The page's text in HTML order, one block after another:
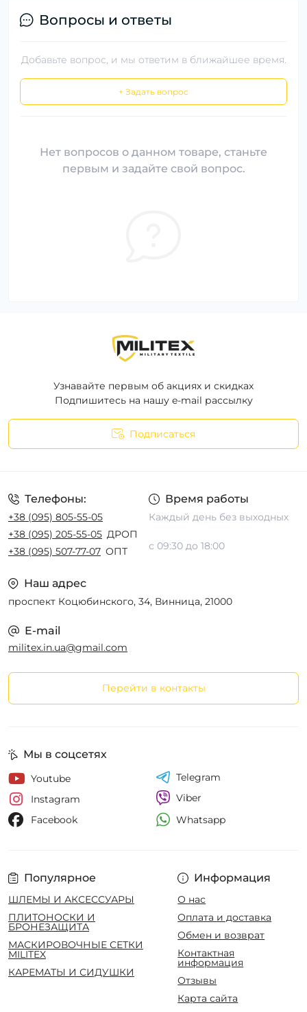
Вопросы и ответы
Добавьте вопрос, и мы ответим в ближайшее время.
+ Задать вопрос
Нет вопросов о данном товаре, станьте
первым и задайте свой вопрос.
Узнавайте первым об акциях и скидках
Подпишитесь на нашу e-mail рассылку
Подписаться
Телефоны:
+38 (095) 805-55-05
+38 (095) 205-55-05 ДРОП
+38 (095) 507-77-07 ОПТ
Время работы
Каждый день без выходных
с 09:30 до 18:00
Наш адрес
проспект Коцюбинского, 34, Винница, 21000
E-mail
militex.in.ua@gmail.com
Перейти в контакты
Популярное
ШЛЕМЫ И АКСЕССУАРЫ
ПЛИТОНОСКИ И
БРОНЕЗАЩИТА
МАСКИРОВОЧНЫЕ СЕТКИ
MILITEX
КАРЕМАТЫ И СИДУШКИ
Информация
О нас
Оплата и доставка
Обмен и возврат
Контактная
информация
Отзывы
Карта сайта
Мы в соцсетях
Youtube
Instagram
Facebook
Telegram
Viber
Whatsapp